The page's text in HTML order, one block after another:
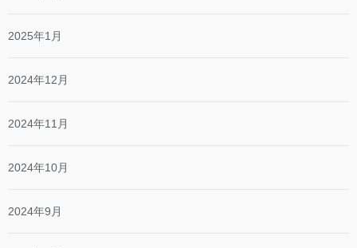
2025年1月
2024年12月
2024年11月
2024年10月
2024年9月